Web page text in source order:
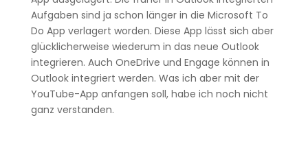
Aufgaben sind ja schon länger in die Microsoft To
Do App verlagert worden. Diese App lässt sich aber
glücklicherweise wiederum in das neue Outlook
integrieren. Auch OneDrive und Engage können in
Outlook integriert werden. Was ich aber mit der
YouTube-App anfangen soll, habe ich noch nicht
ganz verstanden.